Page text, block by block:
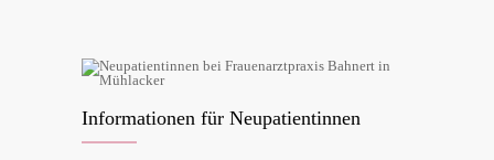
Infor­ma­tio­nen für Neupatientinnen